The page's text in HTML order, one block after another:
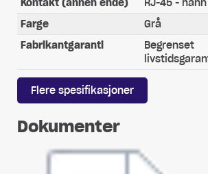
Farge
Grå
Fabrikantgaranti
Begrenset
Flere spesifikasjoner
Dokumenter